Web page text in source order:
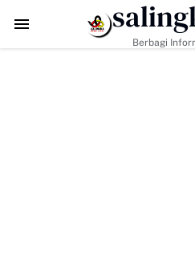
TMMD ke-129 Tak Hanya
Berbagi